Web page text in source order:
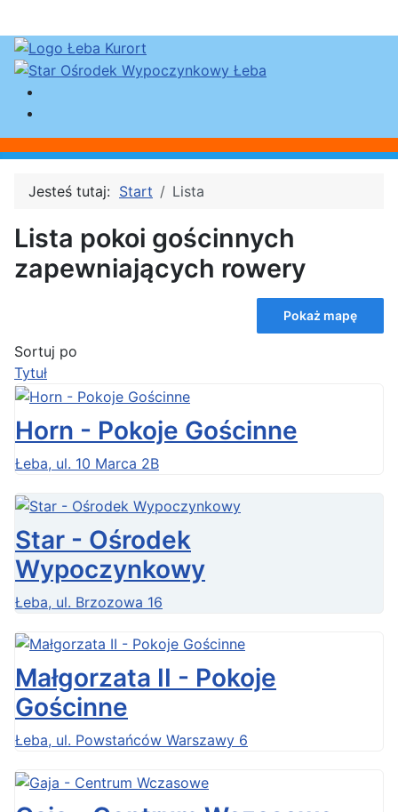
Jesteś tutaj: Start Lista
Lista pokoi gościnnych
zapewniających rowery
Pokaż mapę
Sortuj po
Tytuł
Horn - Pokoje Gościnne
Łeba, ul. 10 Marca 2B
Star - Ośrodek
Wypoczynkowy
Łeba, ul. Brzozowa 16
Małgorzata II - Pokoje
Gościnne
Łeba, ul. Powstańców Warszawy 6